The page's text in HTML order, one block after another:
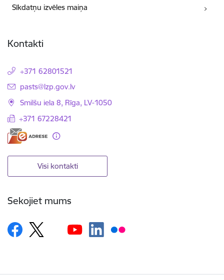
Sīkdatņu izvēles maiņa
Kontakti
+371 62801521
E-pasts:
pasts@lzp.gov.lv
Smilšu iela 8, Rīga, LV-1050
+371 67228421
Visi kontakti
Sekojiet mums